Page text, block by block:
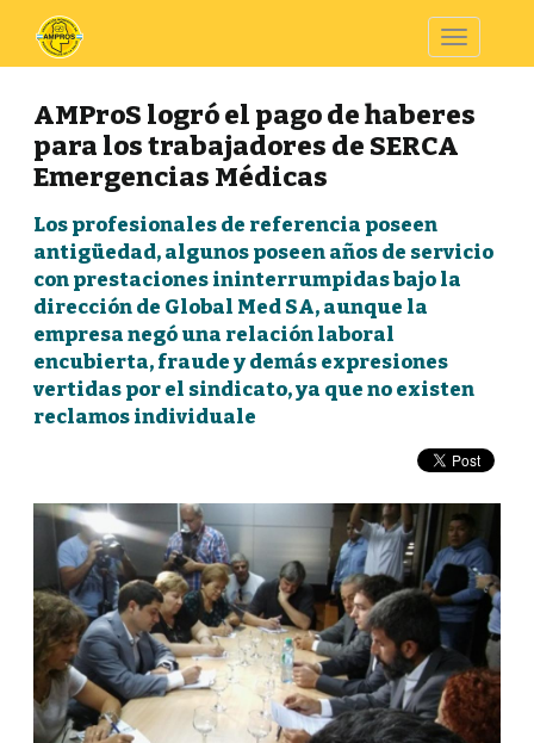
Toggle
AMProS logró el pago de haberes
para los trabajadores de SERCA
Emergencias Médicas
Los profesionales de referencia poseen
antigüedad, algunos poseen años de servicio
con prestaciones ininterrumpidas bajo la
dirección de Global Med SA, aunque la
empresa negó una relación laboral
encubierta, fraude y demás expresiones
vertidas por el sindicato, ya que no existen
reclamos individuale